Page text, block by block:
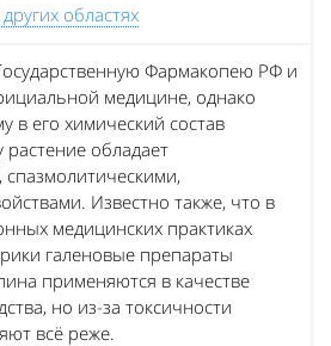
областях
Фармакопею РФ и
медицине, однако
в его химический состав
обладает
Известно также, что в
медицинских практиках
галеновые препараты
применяются в качестве
но из-за токсичности
всё реже.